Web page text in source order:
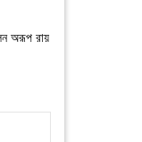
অরূপ রায়